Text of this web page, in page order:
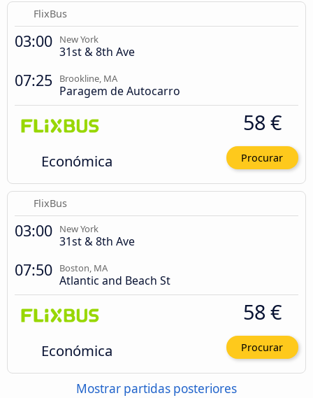
FlixBus
03:00 New York
31st & 8th Ave
07:25 Brookline, MA
Paragem de Autocarro
Económica
58 €
Procurar
FlixBus
03:00 New York
31st & 8th Ave
07:50 Boston, MA
Atlantic and Beach St
Económica
58 €
Procurar
Mostrar partidas posteriores